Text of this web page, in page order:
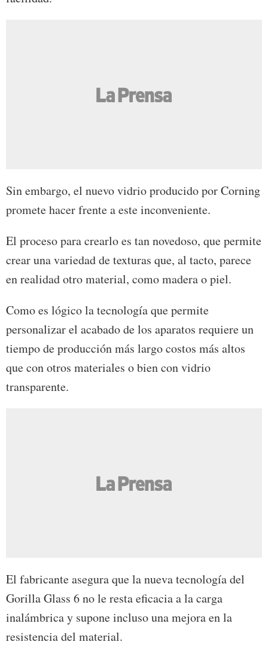
Sin embargo, el nuevo vidrio producido por Corning
promete hacer frente a este inconveniente.
El proceso para crearlo es tan novedoso, que permite
crear una variedad de texturas que, al tacto, parece
en realidad otro material, como madera o piel.
Como es lógico la tecnología que permite
personalizar el acabado de los aparatos requiere un
tiempo de producción más largo costos más altos
que con otros materiales o bien con vidrio
transparente.
El fabricante asegura que la nueva tecnología del
Gorilla Glass 6 no le resta eficacia a la carga
inalámbrica y supone incluso una mejora en la
resistencia del material.